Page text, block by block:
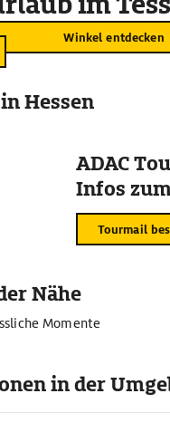
Winkel entdecken
Hessen
ADAC
Infos
Tourmail
Nähe
Momente
in der